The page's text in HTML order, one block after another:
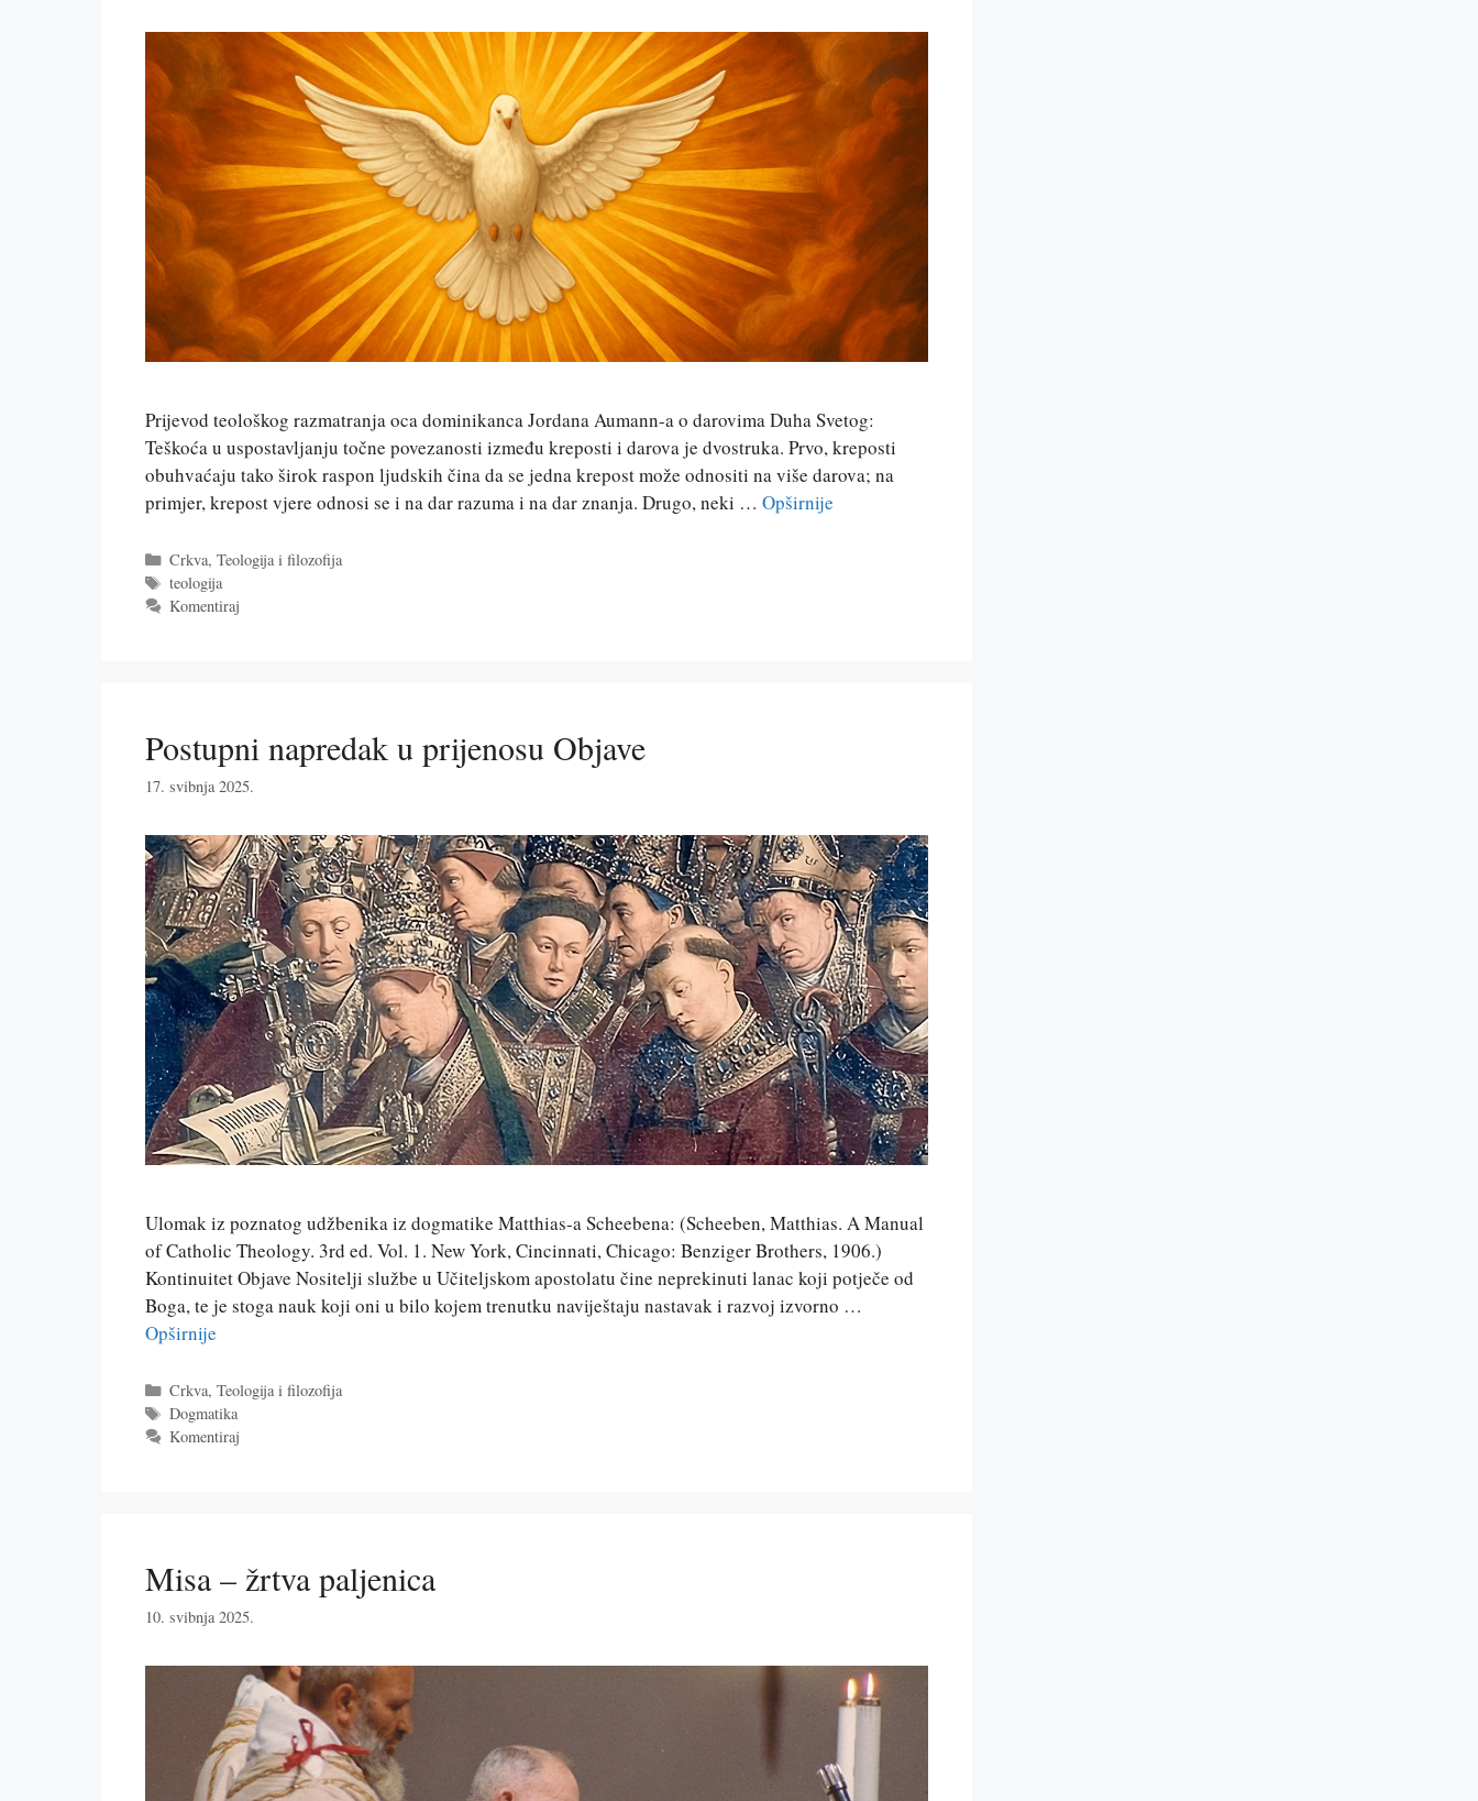
Prijevod teološkog razmatranja oca dominikanca Jordana Aumann-a o darovima Duha Svetog:
Teškoća u uspostavljanju točne povezanosti između kreposti i darova je dvostruka. Prvo, kreposti
obuhvaćaju tako širok raspon ljudskih čina da se jedna krepost može odnositi na više darova; na
primjer, krepost vjere odnosi se i na dar razuma i na dar znanja. Drugo, neki … Opširnije
Kategorije
Crkva, Teologija i filozofija
Oznake
teologija
Komentiraj
Postupni napredak u prijenosu Objave
17. svibnja 2025.
Ulomak iz poznatog udžbenika iz dogmatike Matthias-a Scheebena: (Scheeben, Matthias. A Manual
of Catholic Theology. 3rd ed. Vol. 1. New York, Cincinnati, Chicago: Benziger Brothers, 1906.)
Kontinuitet Objave Nositelji službe u Učiteljskom apostolatu čine neprekinuti lanac koji potječe od
Boga, te je stoga nauk koji oni u bilo kojem trenutku naviještaju nastavak i razvoj izvorno …
Opširnije
Kategorije
Crkva, Teologija i filozofija
Oznake
Dogmatika
Komentiraj
Misa – žrtva paljenica
10. svibnja 2025.